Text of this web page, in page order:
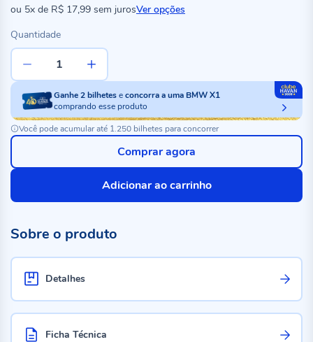
ou 5x de R$ 17,99 sem jurosVer opções
Quantidade
Ganhe2bilheteseconcorra a uma BMW X1
comprando esse produto
Você pode acumular até 1.250 bilhetes para concorrer
Adicionar ao carrinho
Comprar agora
Sobre o produto
Detalhes
Ficha Técnica